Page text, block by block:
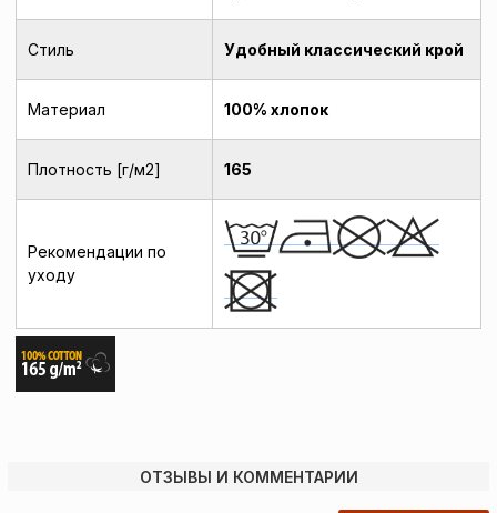
Стиль Удобный классический крой
Материал 100% хлопок
Плотность [г/м2] 165
Рекомендации по
уходу
ОТЗЫВЫ И КОММЕНТАРИИ